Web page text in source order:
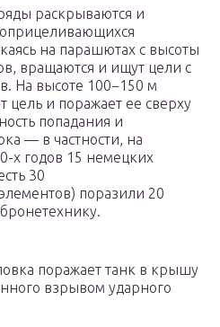
раскрываются и
на парашютах с высоты
вращаются и ищут цели с
На высоте 100−150 м
и поражает ее сверху
попадания и
— в частности, на
х годов 15 немецких
30
поразили 20
поражает танк в крышу
взрывом ударного